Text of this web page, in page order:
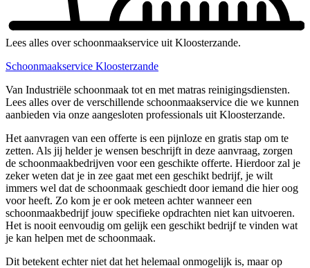
Lees alles over schoonmaakservice uit Kloosterzande.
Schoonmaakservice Kloosterzande
Van Industriële schoonmaak tot en met matras reinigingsdiensten.
Lees alles over de verschillende schoonmaakservice die we kunnen
aanbieden via onze aangesloten professionals uit Kloosterzande.
Het aanvragen van een offerte is een pijnloze en gratis stap om te
zetten. Als jij helder je wensen beschrijft in deze aanvraag, zorgen
de schoonmaakbedrijven voor een geschikte offerte. Hierdoor zal je
zeker weten dat je in zee gaat met een geschikt bedrijf, je wilt
immers wel dat de schoonmaak geschiedt door iemand die hier oog
voor heeft. Zo kom je er ook meteen achter wanneer een
schoonmaakbedrijf jouw specifieke opdrachten niet kan uitvoeren.
Het is nooit eenvoudig om gelijk een geschikt bedrijf te vinden wat
je kan helpen met de schoonmaak.
Dit betekent echter niet dat het helemaal onmogelijk is, maar op